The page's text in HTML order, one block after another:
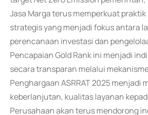
Jasa Marga terus memperkuat
strategis yang menjadi fokus antara
perencanaan investasi dan
Pencapaian Gold Rank ini menjadi
secara transparan melalui
Penghargaan ASRRAT 2025
keberlanjutan, kualitas layanan
Perusahaan akan terus mendorong